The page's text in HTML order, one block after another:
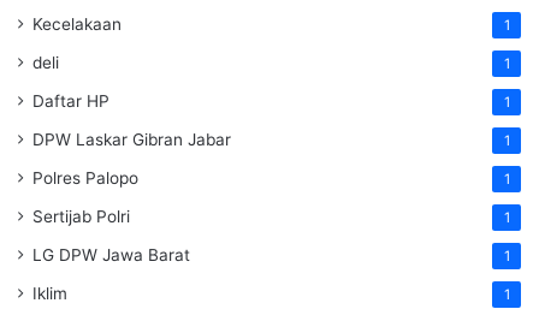
Kecelakaan 1
deli 1
Daftar HP 1
DPW Laskar Gibran Jabar 1
Polres Palopo 1
Sertijab Polri 1
LG DPW Jawa Barat 1
Iklim 1